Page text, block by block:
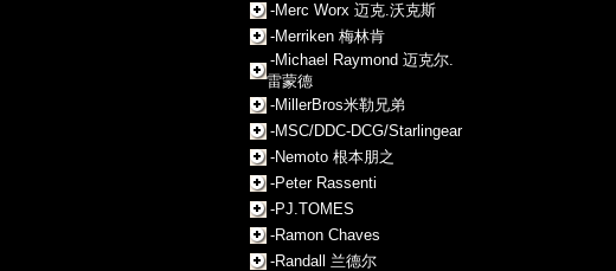
-Merc Worx 迈克.沃克斯
-Merriken 梅林肯
-Michael Raymond 迈克尔.
雷蒙德
-MillerBros米勒兄弟
-MSC/DDC-DCG/Starlingear
-Nemoto 根本朋之
-Peter Rassenti
-PJ.TOMES
-Ramon Chaves
-Randall 兰德尔